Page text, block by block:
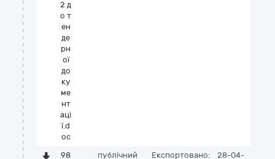
2 д
о т
ен
де
рн
ої
до
ку
ме
нт
аці
ї.d
oc
98 публічний Експортовано: 28-04-